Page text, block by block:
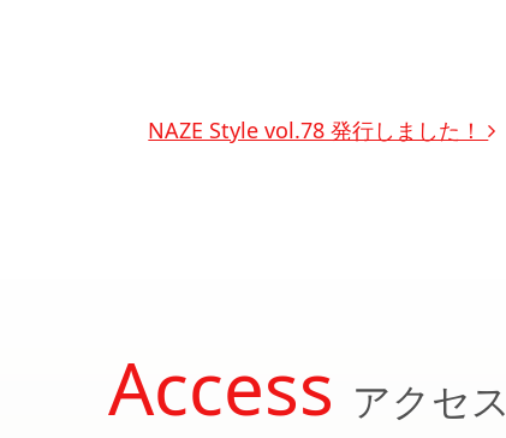
NAZE Style vol.78 発行しました！
Access アクセス